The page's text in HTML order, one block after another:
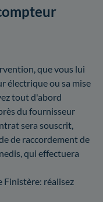
que vous lui
électrique ou sa mise
tout d'abord
du fournisseur
sera souscrit,
de raccordement de
qui effectuera
Finistère: réalisez